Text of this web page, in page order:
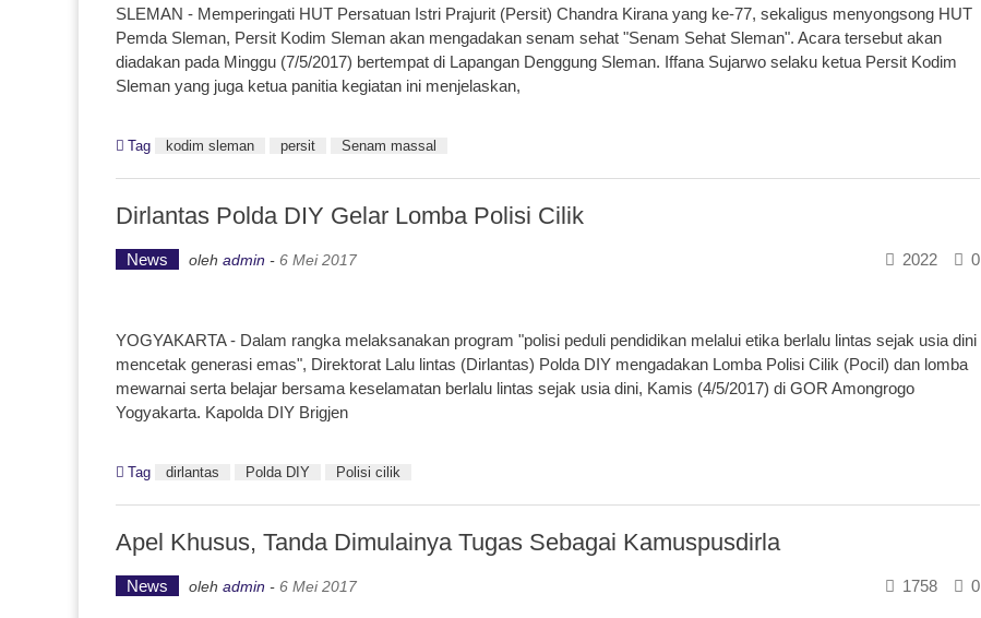
SLEMAN - Memperingati HUT Persatuan Istri Prajurit (Persit) Chandra Kirana yang ke-77, sekaligus menyongsong HUT
Pemda Sleman, Persit Kodim Sleman akan mengadakan senam sehat "Senam Sehat Sleman". Acara tersebut akan
diadakan pada Minggu (7/5/2017) bertempat di Lapangan Denggung Sleman. Iffana Sujarwo selaku ketua Persit Kodim
Sleman yang juga ketua panitia kegiatan ini menjelaskan,
Tag kodim sleman persit Senam massal
Dirlantas Polda DIY Gelar Lomba Polisi Cilik
News oleh admin - 6 Mei 2017 0
2022
YOGYAKARTA - Dalam rangka melaksanakan program "polisi peduli pendidikan melalui etika berlalu lintas sejak usia dini
mencetak generasi emas", Direktorat Lalu lintas (Dirlantas) Polda DIY mengadakan Lomba Polisi Cilik (Pocil) dan lomba
mewarnai serta belajar bersama keselamatan berlalu lintas sejak usia dini, Kamis (4/5/2017) di GOR Amongrogo
Yogyakarta. Kapolda DIY Brigjen
Tag dirlantas Polda DIY Polisi cilik
Apel Khusus, Tanda Dimulainya Tugas Sebagai Kamuspusdirla
News oleh admin - 6 Mei 2017 0
1758